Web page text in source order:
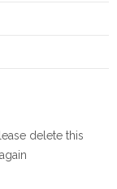
delete this